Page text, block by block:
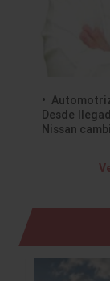
•
Desde
Nissan